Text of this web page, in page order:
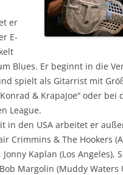
er
E-
Blues. Er beginnt in die
spielt als Gitarrist mit
& KrapaJoe“ oder bei
League.
in den USA arbeitet er
Crimmins & The Hookers
Jonny Kaplan (Los Angeles),
Margolin (Muddy Waters